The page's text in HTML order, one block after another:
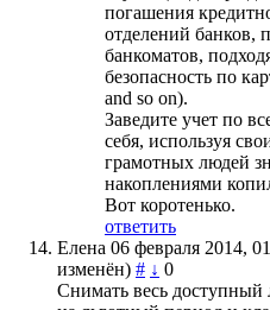
погашения
отделений банков,
банкоматов,
безопасность по
and so on).
Заведите учет по
себя, используя
грамотных людей
накоплениями
Вот коротенько.
ответить
Елена 06 февраля 2014,
изменён) # ↓ 0
Снимать весь доступный